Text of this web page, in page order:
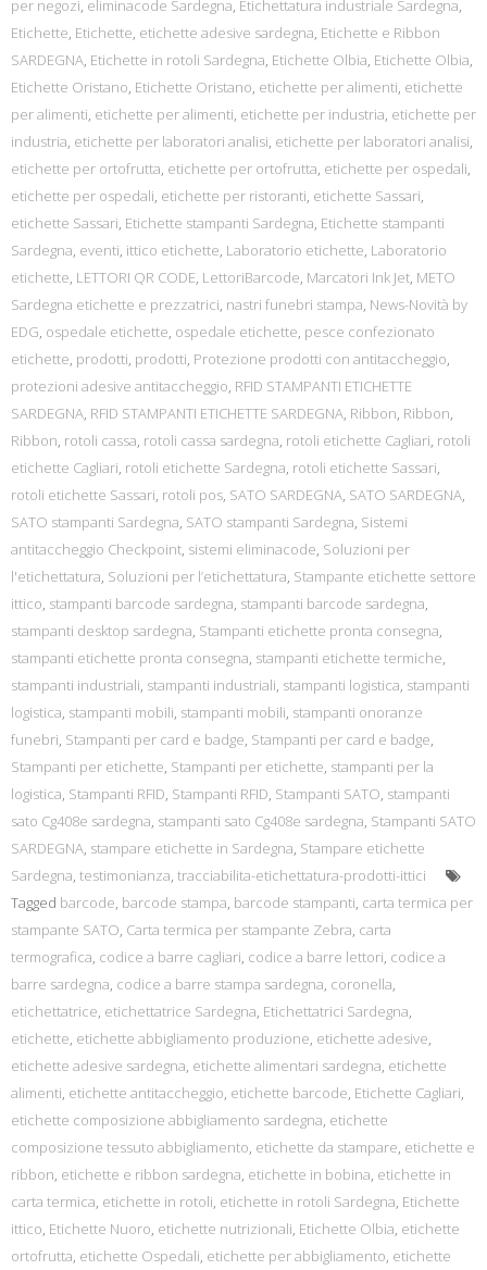
per negozi, eliminacode Sardegna, Etichettatura industriale Sardegna,
Etichette, Etichette, etichette adesive sardegna, Etichette e Ribbon
SARDEGNA, Etichette in rotoli Sardegna, Etichette Olbia, Etichette Olbia,
Etichette Oristano, Etichette Oristano, etichette per alimenti, etichette
per alimenti, etichette per alimenti, etichette per industria, etichette per
industria, etichette per laboratori analisi, etichette per laboratori analisi,
etichette per ortofrutta, etichette per ortofrutta, etichette per ospedali,
etichette per ospedali, etichette per ristoranti, etichette Sassari,
etichette Sassari, Etichette stampanti Sardegna, Etichette stampanti
Sardegna, eventi, ittico etichette, Laboratorio etichette, Laboratorio
etichette, LETTORI QR CODE, LettoriBarcode, Marcatori Ink Jet, METO
Sardegna etichette e prezzatrici, nastri funebri stampa, News-Novità by
EDG, ospedale etichette, ospedale etichette, pesce confezionato
etichette, prodotti, prodotti, Protezione prodotti con antitaccheggio,
protezioni adesive antitaccheggio, RFID STAMPANTI ETICHETTE
SARDEGNA, RFID STAMPANTI ETICHETTE SARDEGNA, Ribbon, Ribbon,
Ribbon, rotoli cassa, rotoli cassa sardegna, rotoli etichette Cagliari, rotoli
etichette Cagliari, rotoli etichette Sardegna, rotoli etichette Sassari,
rotoli etichette Sassari, rotoli pos, SATO SARDEGNA, SATO SARDEGNA,
SATO stampanti Sardegna, SATO stampanti Sardegna, Sistemi
antitaccheggio Checkpoint, sistemi eliminacode, Soluzioni per
l'etichettatura, Soluzioni per l’etichettatura, Stampante etichette settore
ittico, stampanti barcode sardegna, stampanti barcode sardegna,
stampanti desktop sardegna, Stampanti etichette pronta consegna,
stampanti etichette pronta consegna, stampanti etichette termiche,
stampanti industriali, stampanti industriali, stampanti logistica, stampanti
logistica, stampanti mobili, stampanti mobili, stampanti onoranze
funebri, Stampanti per card e badge, Stampanti per card e badge,
Stampanti per etichette, Stampanti per etichette, stampanti per la
logistica, Stampanti RFID, Stampanti RFID, Stampanti SATO, stampanti
sato Cg408e sardegna, stampanti sato Cg408e sardegna, Stampanti SATO
SARDEGNA, stampare etichette in Sardegna, Stampare etichette
Sardegna, testimonianza, tracciabilita-etichettatura-prodotti-ittici
Tagged barcode, barcode stampa, barcode stampanti, carta termica per
stampante SATO, Carta termica per stampante Zebra, carta
termografica, codice a barre cagliari, codice a barre lettori, codice a
barre sardegna, codice a barre stampa sardegna, coronella,
etichettatrice, etichettatrice Sardegna, Etichettatrici Sardegna,
etichette, etichette abbigliamento produzione, etichette adesive,
etichette adesive sardegna, etichette alimentari sardegna, etichette
alimenti, etichette antitaccheggio, etichette barcode, Etichette Cagliari,
etichette composizione abbigliamento sardegna, etichette
composizione tessuto abbigliamento, etichette da stampare, etichette e
ribbon, etichette e ribbon sardegna, etichette in bobina, etichette in
carta termica, etichette in rotoli, etichette in rotoli Sardegna, Etichette
ittico, Etichette Nuoro, etichette nutrizionali, Etichette Olbia, etichette
ortofrutta, etichette Ospedali, etichette per abbigliamento, etichette